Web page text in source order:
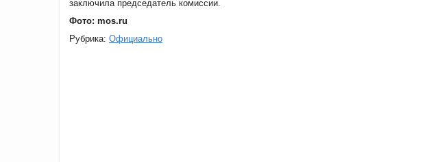
заключила председатель комиссии.
Фото: mos.ru
Рубрика: Официально